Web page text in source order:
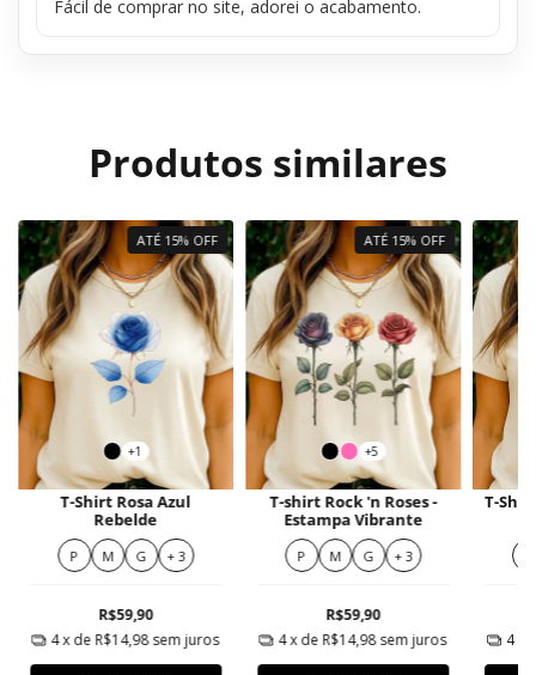
Fácil de comprar no site, adorei o acabamento.
Produtos similares
ATÉ 15% OFF
+1
T-Shirt Rosa Azul
Rebelde
P M G + 3
R$59,90
4x de R$14,98 sem juros
ATÉ 15% OFF
+5
T-shirt Rock 'n Roses -
Estampa Vibrante
P M G + 3
R$59,90
4x de R$14,98sem juros
T-
4